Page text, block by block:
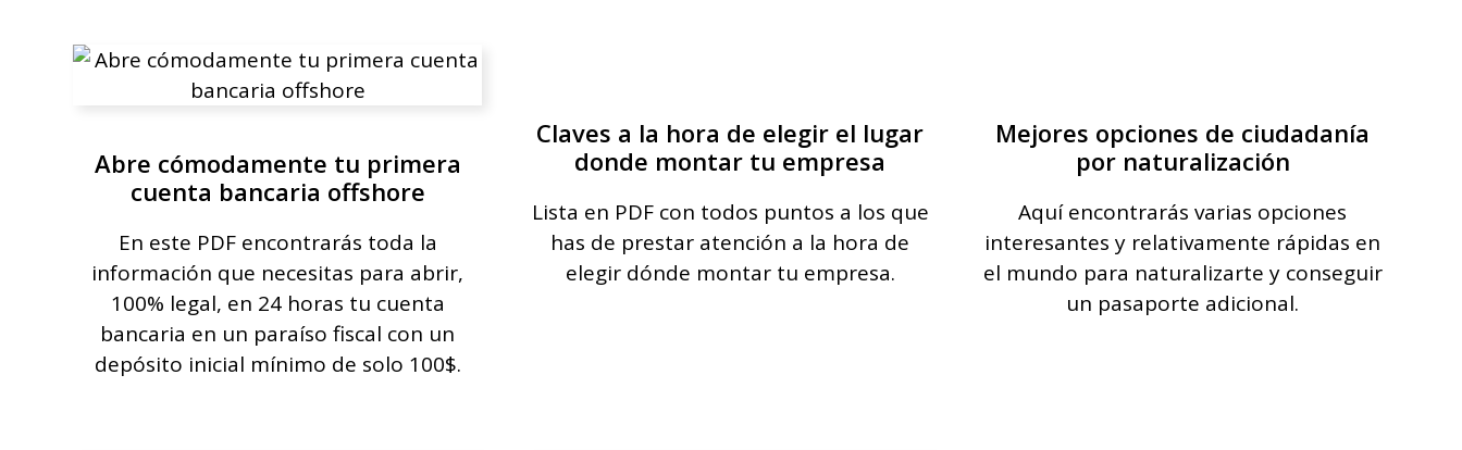
Abre cómodamente tu primera
cuenta bancaria offshore
En este PDF encontrarás toda la
información que necesitas para abrir,
100% legal, en 24 horas tu cuenta
bancaria en un paraíso fiscal con un
depósito inicial mínimo de solo 100$.
Claves a la hora de elegir el lugar
donde montar tu empresa
Lista en PDF con todos puntos a los que
has de prestar atención a la hora de
elegir dónde montar tu empresa.
Mejores opciones de ciudadanía
por naturalización
Aquí encontrarás varias opciones
interesantes y relativamente rápidas en
el mundo para naturalizarte y conseguir
un pasaporte adicional.